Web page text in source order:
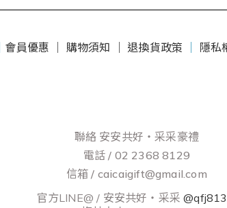
會員優惠 ｜ 購物須知 ｜ 退換貨政策 隱私
聯絡 安安共好‧采采豪禮
電話 / 02 2368 8129
信箱 / caicaigift@gmail.com
官方LINE@ / 安安共好‧采采